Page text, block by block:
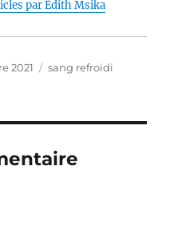
par Édith Msika
2021 Catégories
sang refroidi